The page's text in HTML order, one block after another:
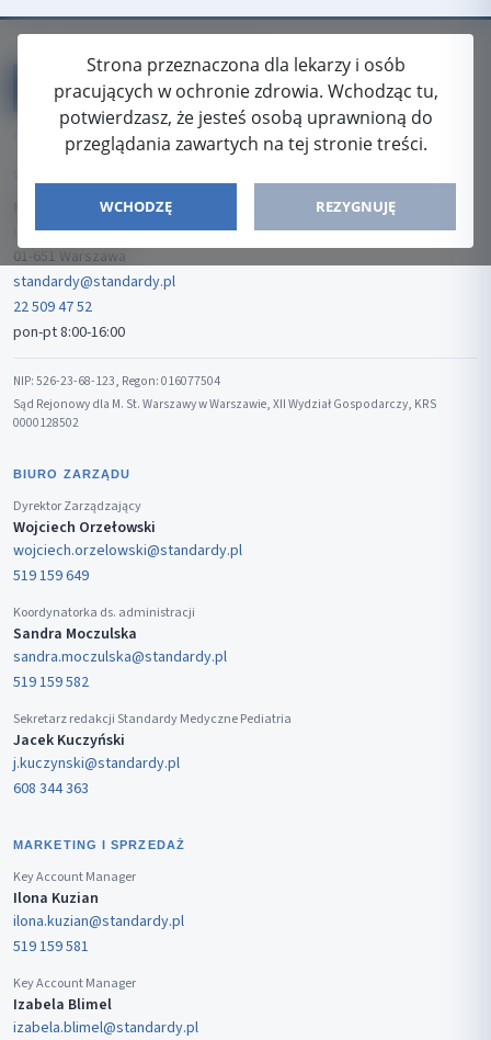
Strona przeznaczona dla lekarzy i osób
pracujących w ochronie zdrowia. Wchodząc tu,
potwierdzasz, że jesteś osobą uprawnioną do
przeglądania zawartych na tej stronie treści.
WCHODZĘ REZYGNUJĘ
ISSN: 2080-5438
Media-Press Sp. z o.o.
ul. Gwiaździsta 7B/8
01-651 Warszawa
standardy@standardy.pl
22 509 47 52
pon-pt 8:00-16:00
NIP: 526-23-68-123, Regon: 016077504
Sąd Rejonowy dla M. St. Warszawy w Warszawie, XII Wydział Gospodarczy, KRS
0000128502
BIURO ZARZĄDU
Dyrektor Zarządzający
Wojciech Orzełowski
wojciech.orzelowski@standardy.pl
519 159 649
Koordynatorka ds. administracji
Sandra Moczulska
sandra.moczulska@standardy.pl
519 159 582
Sekretarz redakcji Standardy Medyczne Pediatria
Jacek Kuczyński
j.kuczynski@standardy.pl
608 344 363
MARKETING I SPRZEDAŻ
Key Account Manager
Ilona Kuzian
ilona.kuzian@standardy.pl
519 159 581
Key Account Manager
Izabela Blimel
izabela.blimel@standardy.pl